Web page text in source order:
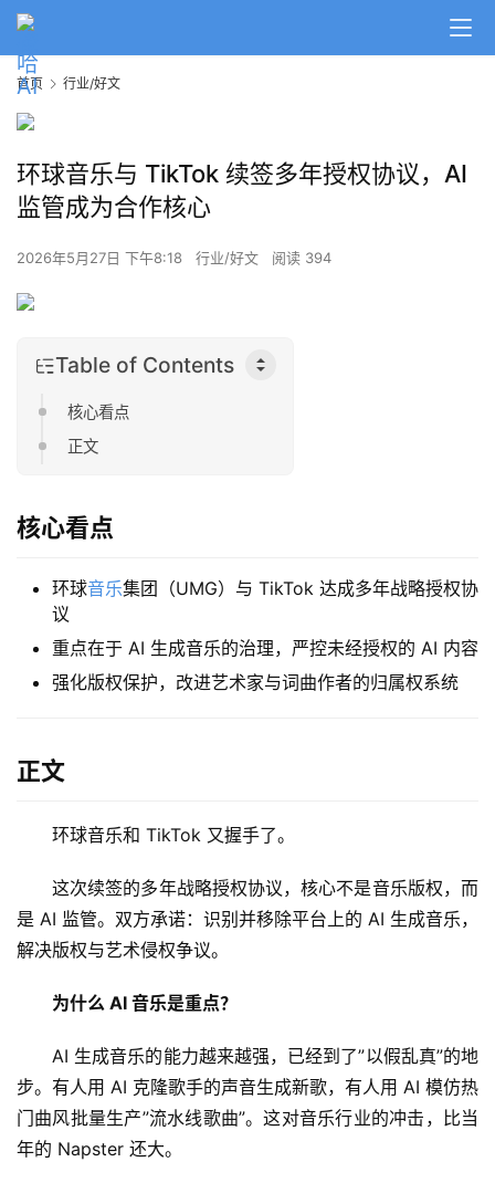
首页 行业/好文
环球音乐与 TikTok 续签多年授权协议，AI
监管成为合作核心
2026年5月27日 下午8:18 行业/好文 阅读 394
Table of Contents
核心看点
正文
核心看点
环球音乐集团（UMG）与 TikTok 达成多年战略授权协
议
重点在于 AI 生成音乐的治理，严控未经授权的 AI 内容
强化版权保护，改进艺术家与词曲作者的归属权系统
正文
环球音乐和 TikTok 又握手了。
这次续签的多年战略授权协议，核心不是音乐版权，而
是 AI 监管。双方承诺：识别并移除平台上的 AI 生成音乐，
解决版权与艺术侵权争议。
为什么 AI 音乐是重点？
AI 生成音乐的能力越来越强，已经到了”以假乱真”的地
步。有人用 AI 克隆歌手的声音生成新歌，有人用 AI 模仿热
门曲风批量生产”流水线歌曲”。这对音乐行业的冲击，比当
年的 Napster 还大。